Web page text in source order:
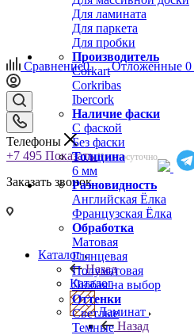
Для ламината
Для паркета
Для пробки
Производитель
Corkart
Corkribas
Ibercork
Наличие фаски
С фаской
Без фаски
Толщина
6 мм
Разновидность
Английская Ёлка
Французская Ёлка
Обработка
Матовая
Глянцевая
Полуматовая
Любая на выбор
Оттенки
Светлые
Темные
Сравнение0 Отложенные 0
Телефоны
+7 495 Показать Круглосуточно
Заказать звонок
Каталог
Назад
Каталог
Ламинат
Назад